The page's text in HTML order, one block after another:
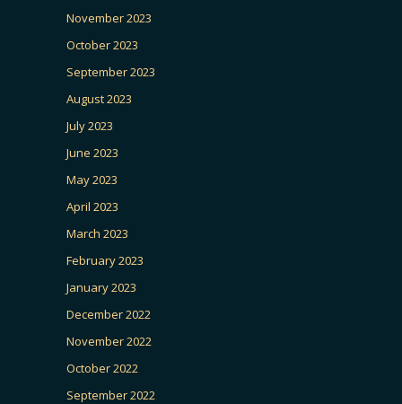
November 2023
October 2023
September 2023
August 2023
July 2023
June 2023
May 2023
April 2023
March 2023
February 2023
January 2023
December 2022
November 2022
October 2022
September 2022